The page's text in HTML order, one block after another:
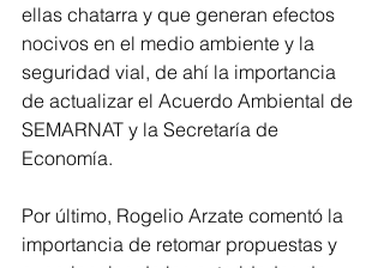
ellas chatarra y que generan efectos
nocivos en el medio ambiente y la
seguridad vial, de ahí la importancia
de actualizar el Acuerdo Ambiental de
SEMARNAT y la Secretaría de
Economía.
Por último, Rogelio Arzate comentó la
importancia de retomar propuestas y